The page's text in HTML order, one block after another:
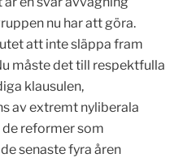
nu har att göra.
att inte släppa fram
måste det till respektfulla
klausulen,
av extremt nyliberala
reformer som
senaste fyra åren